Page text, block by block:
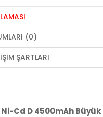
(0)
ŞARTLARI
Ni-Cd D 4500mAh Büyük